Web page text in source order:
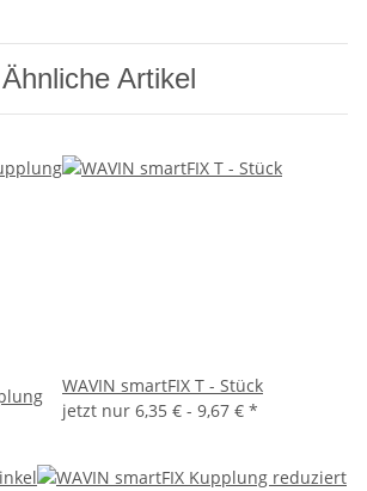
Ähnliche Artikel
WAVIN smartFIX T - Stück
jetzt nur 6,35 € - 9,67 € *